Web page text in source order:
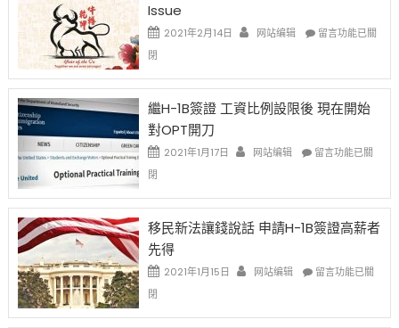
Issue
2021年2月14日 网站编辑
在
New
Ox
Issue〉
留言功能已關
閉
繼H-1B簽證 工資比例設限後 現在開始
對OPT開刀
2021年1月17日 网站编辑
在
1B
證
資
設
留言功能已關
閉
移民新法讓錢說話 申請H-1B簽證高薪者
先得
2021年1月15日 网站编辑
在
新
留言功能已關
閉